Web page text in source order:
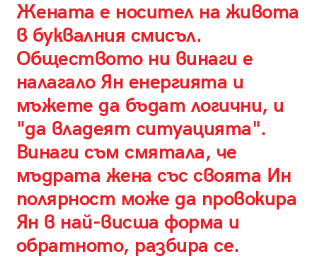
Жената е носител на живота
в буквалния смисъл.
Обществото ни винаги е
налагало Ян енергията и
мъжете да бъдат логични, и
"да владеят ситуацията".
Винаги съм смятала, че
мъдрата жена със своята Ин
полярност може да провокира
Ян в най-висша форма и
обратното, разбира се.